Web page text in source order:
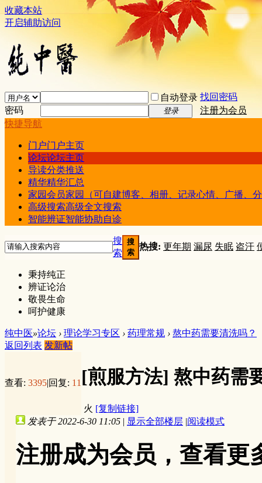
收藏本站
开启辅助访问
自动登录 找回密码
密码
登录
注册为会员
快捷导航
门户门户主页
论坛论坛主页
导读分类推送
精华精华汇总
家园会员家园（可自建博客、相册、记录心情、广播、
高级搜索高级全文搜索
智能辨证智能协助自诊
搜
索
搜
索
热搜: 更年期 漏尿 失眠 盗汗
秉持纯正
辨证论治
敬畏生命
呵护健康
纯中医»论坛 › 理论学习专区 › 药理常规 › 熬中药需要清洗吗？
返回列表 发新帖
查看: 3395|回复: 11 [煎服方法] 熬中药需
火 [复制链接]
发表于 2022-6-30 11:05 | 显示全部楼层 |阅读模式
注册成为会员，查看更